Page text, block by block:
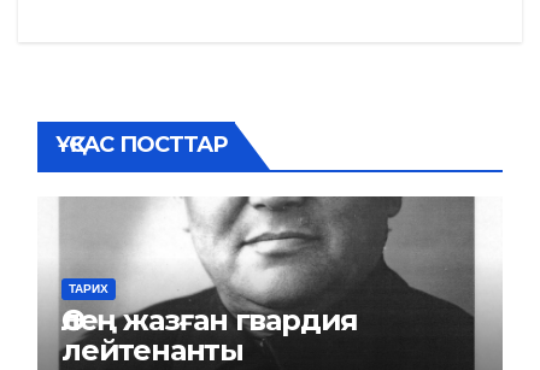
ҰҚСАС ПОСТТАР
ТАРИХ
Өлең жазған гвардия
лейтенанты